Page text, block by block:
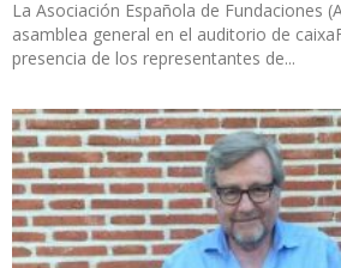
La Asociación Española de Fundaciones
asamblea general en el auditorio de
presencia de los representantes de...